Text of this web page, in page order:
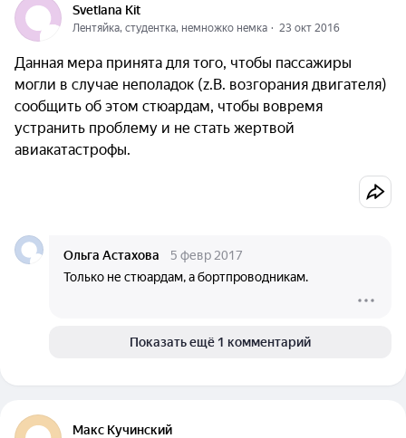
Svetlana Kit
Лентяйка, студентка, немножко немка · 23 окт 2016
Данная мера принята для того, чтобы пассажиры
могли в случае неполадок (z.B. возгорания двигателя)
сообщить об этом стюардам, чтобы вовремя
устранить проблему и не стать жертвой
авиакатастрофы.
Ольга Астахова
5 февр 2017
Только не стюардам, а бортпроводникам.
Показать ещё 1 комментарий
Макс Кучинский